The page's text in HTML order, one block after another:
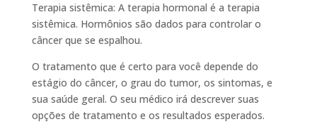
Terapia sistêmica: A terapia hormonal é a terapia
sistêmica. Hormônios são dados para controlar o
câncer que se espalhou.
O tratamento que é certo para você depende do
estágio do câncer, o grau do tumor, os sintomas, e
sua saúde geral. O seu médico irá descrever suas
opções de tratamento e os resultados esperados.